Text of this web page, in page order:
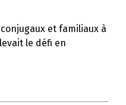
et familiaux à
le défi en